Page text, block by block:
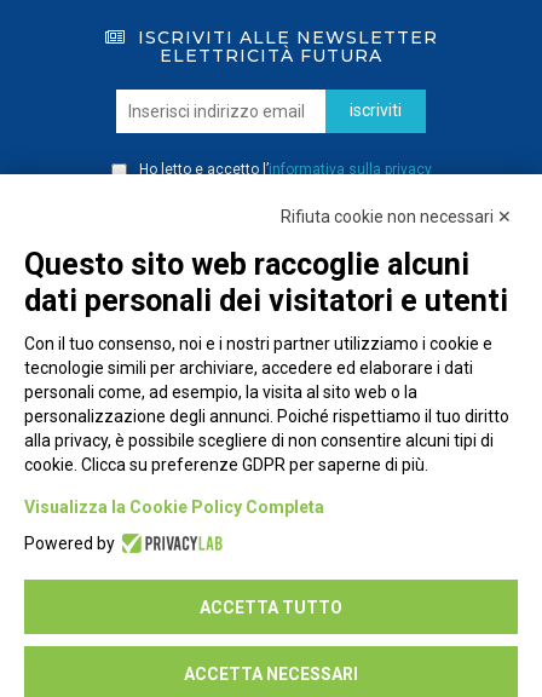
ISCRIVITI ALLE NEWSLETTER
ELETTRICITÀ FUTURA
iscriviti
Ho letto e accetto l’informativa sulla privacy
Piazza Alessandria, 24 - 00198 Roma
Privacy Policy
Seguici su:
Rifiuta cookie non necessari ✕
Questo sito web raccoglie alcuni
dati personali dei visitatori e utenti
Con il tuo consenso, noi e i nostri partner utilizziamo i cookie e
tecnologie simili per archiviare, accedere ed elaborare i dati
personali come, ad esempio, la visita al sito web o la
personalizzazione degli annunci. Poiché rispettiamo il tuo diritto
alla privacy, è possibile scegliere di non consentire alcuni tipi di
cookie. Clicca su preferenze GDPR per saperne di più.
Visualizza la Cookie Policy Completa
Powered by
ACCETTA TUTTO
ACCETTA NECESSARI